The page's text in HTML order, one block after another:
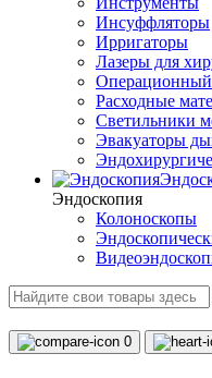
Инсуффляторы
Ирригаторы
Лазеры для
Операционный
Расходные
Светильники
Эвакуаторы
Эндоскопия
Колоноскопы
0